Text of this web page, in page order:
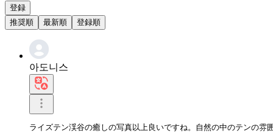
登録
推奨順
最新順 登録順
아도니스
ライズテン渓谷の癒しの写真以上良いですね。自然の中のテンの雰